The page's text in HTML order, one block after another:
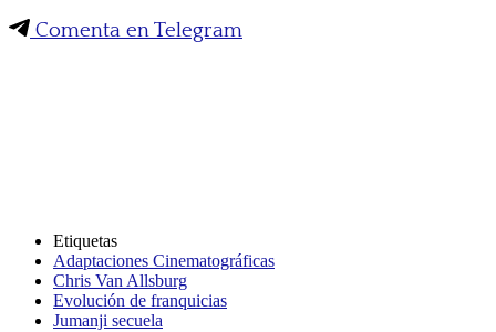
Comenta en Telegram
Etiquetas
Adaptaciones Cinematográficas
Chris Van Allsburg
Evolución de franquicias
Jumanji secuela